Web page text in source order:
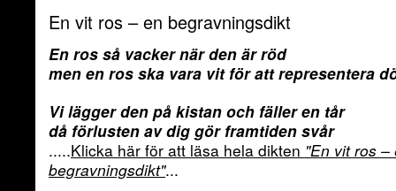
En vit ros – en begravningsdikt
En ros så vacker när den är röd
men en ros ska vara vit för att representera
Vi lägger den på kistan och fäller en tår
då förlusten av dig gör framtiden svår
.....Klicka här för att läsa hela dikten "En vit ros –
begravningsdikt"...